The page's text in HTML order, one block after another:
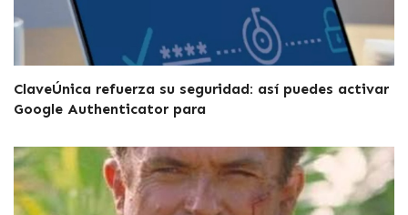
ClaveÚnica refuerza su seguridad: así puedes activar
Google Authenticator para